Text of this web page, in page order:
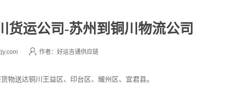
货运公司-苏州到铜川物流公司
作者：好运吉通供应链
物送达铜川王益区、印台区、耀州区、宜君县。